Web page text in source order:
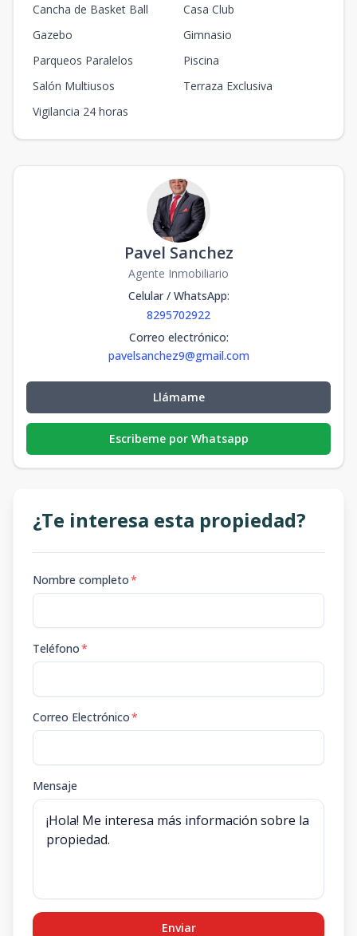
Cancha de Basket Ball
Casa Club
Gazebo
Gimnasio
Parqueos Paralelos
Piscina
Salón Multiusos
Terraza Exclusiva
Vigilancia 24 horas
Pavel Sanchez
Agente Inmobiliario
Celular / WhatsApp:
8295702922
Correo electrónico:
pavelsanchez9@gmail.com
Llámame
Escribeme por Whatsapp
¿Te interesa esta propiedad?
Nombre completo*
Teléfono*
Correo Electrónico*
Mensaje
Enviar